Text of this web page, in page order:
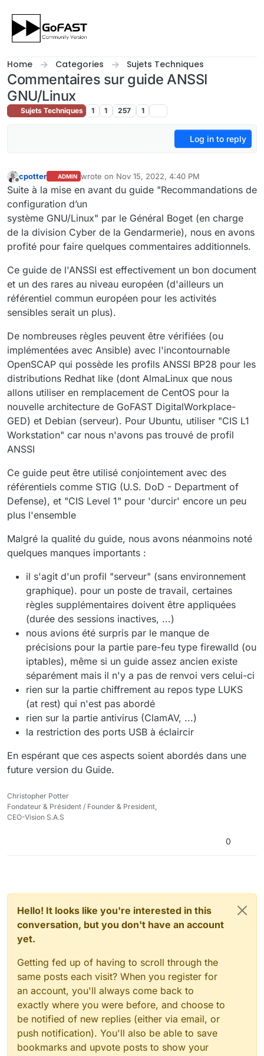
Home Categories Sujets Techniques
Commentaires sur guide ANSSI
GNU/Linux
Sujets Techniques 1 1 257 1
Log in to reply
Offline
cpotter ADMIN wrote on Nov 15, 2022, 4:40 PM
last edited by
Suite à la mise en avant du guide "Recommandations de
configuration d’un
système GNU/Linux" par le Général Boget (en charge
de la division Cyber de la Gendarmerie), nous en avons
profité pour faire quelques commentaires additionnels.
Ce guide de l'ANSSI est effectivement un bon document
et un des rares au niveau européen (d'ailleurs un
référentiel commun européen pour les activités
sensibles serait un plus).
De nombreuses règles peuvent être vérifiées (ou
implémentées avec Ansible) avec l'incontournable
OpenSCAP qui possède les profils ANSSI BP28 pour les
distributions Redhat like (dont AlmaLinux que nous
allons utiliser en remplacement de CentOS pour la
nouvelle architecture de GoFAST DigitalWorkplace-
GED) et Debian (serveur). Pour Ubuntu, utiliser "CIS L1
Workstation" car nous n'avons pas trouvé de profil
ANSSI
Ce guide peut être utilisé conjointement avec des
référentiels comme STIG (U.S. DoD - Department of
Defense), et "CIS Level 1" pour 'durcir' encore un peu
plus l'ensemble
Malgré la qualité du guide, nous avons néanmoins noté
quelques manques importants :
il s'agit d'un profil "serveur" (sans environnement
graphique). pour un poste de travail, certaines
règles supplémentaires doivent être appliquées
(durée des sessions inactives, ...)
nous avions été surpris par le manque de
précisions pour la partie pare-feu type firewalld (ou
iptables), même si un guide assez ancien existe
séparément mais il n'y a pas de renvoi vers celui-ci
rien sur la partie chiffrement au repos type LUKS
(at rest) qui n'est pas abordé
rien sur la partie antivirus (ClamAV, ...)
la restriction des ports USB à éclaircir
En espérant que ces aspects soient abordés dans une
future version du Guide.
Christopher Potter
Fondateur & Président / Founder & President,
CEO-Vision S.A.S
0
Hello! It looks like you're interested in this
conversation, but you don't have an account
yet.
Getting fed up of having to scroll through the
same posts each visit? When you register for
an account, you'll always come back to
exactly where you were before, and choose to
be notified of new replies (either via email, or
push notification). You'll also be able to save
bookmarks and upvote posts to show your